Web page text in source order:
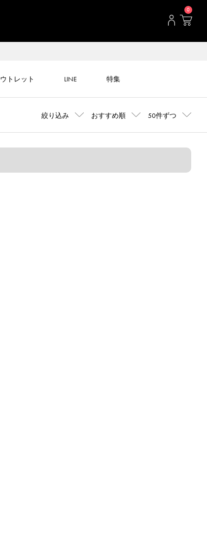
0
トレット LINE 特集
絞り込み おすすめ順 50件ずつ